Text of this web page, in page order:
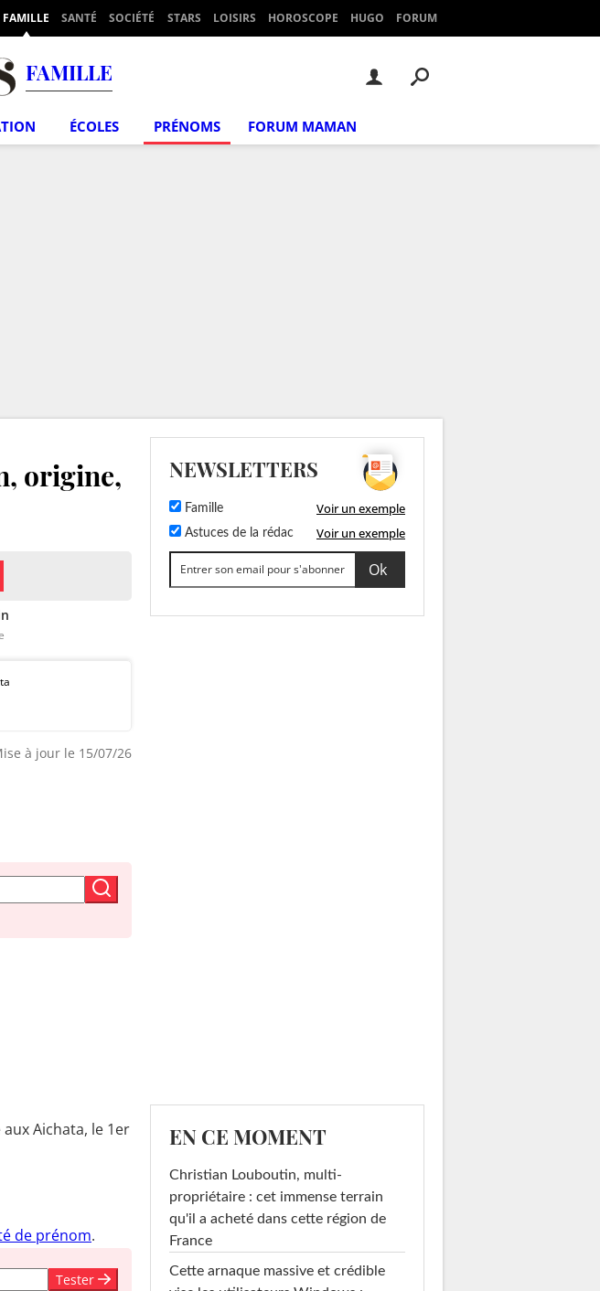
FAMILLE SANTÉ SOCIÉTÉ STARS LOISIRS HOROSCOPE HUGO FORUM
FAMILLE
ÉCOLES PRÉNOMS FORUM MAMAN
origine,
à jour le 15/07/26
Aichata, le 1er
de prénom.
Tester
NEWSLETTERS
Famille Voir un exemple
Astuces de la rédac Voir un exemple
EN CE MOMENT
Christian Louboutin, multi-
propriétaire : cet immense terrain
qu'il a acheté dans cette région de
France
Cette arnaque massive et crédible